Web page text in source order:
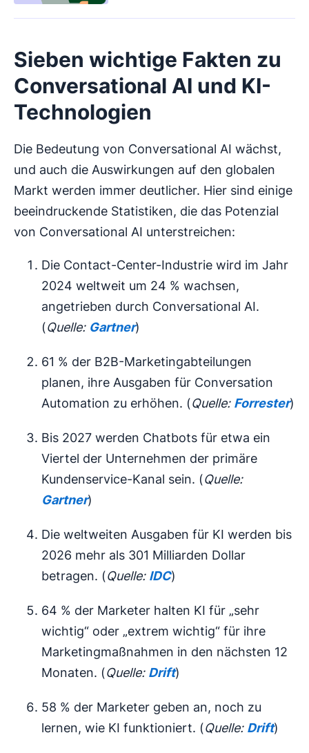
Sieben wichtige Fakten zu
Conversational AI und KI-
Technologien
Die Bedeutung von Conversational AI wächst,
und auch die Auswirkungen auf den globalen
Markt werden immer deutlicher. Hier sind einige
beeindruckende Statistiken, die das Potenzial
von Conversational AI unterstreichen:
Die Contact-Center-Industrie wird im Jahr
2024 weltweit um 24 % wachsen,
angetrieben durch Conversational AI.
(Quelle: Gartner)
61 % der B2B-Marketingabteilungen
planen, ihre Ausgaben für Conversation
Automation zu erhöhen. (Quelle: Forrester)
Bis 2027 werden Chatbots für etwa ein
Viertel der Unternehmen der primäre
Kundenservice-Kanal sein. (Quelle:
Gartner)
Die weltweiten Ausgaben für KI werden bis
2026 mehr als 301 Milliarden Dollar
betragen. (Quelle: IDC)
64 % der Marketer halten KI für „sehr
wichtig“ oder „extrem wichtig“ für ihre
Marketingmaßnahmen in den nächsten 12
Monaten. (Quelle: Drift)
58 % der Marketer geben an, noch zu
lernen, wie KI funktioniert. (Quelle: Drift)